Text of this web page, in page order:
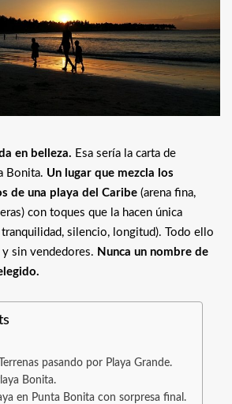
en belleza. Esa sería la carta de
Bonita. Un lugar que mezcla los
de una playa del Caribe (arena fina,
con toques que la hacen única
tranquilidad, silencio, longitud). Todo ello
sin vendedores. Nunca un nombre de
pasando por Playa Grande.
Bonita.
en Punta Bonita con sorpresa final.